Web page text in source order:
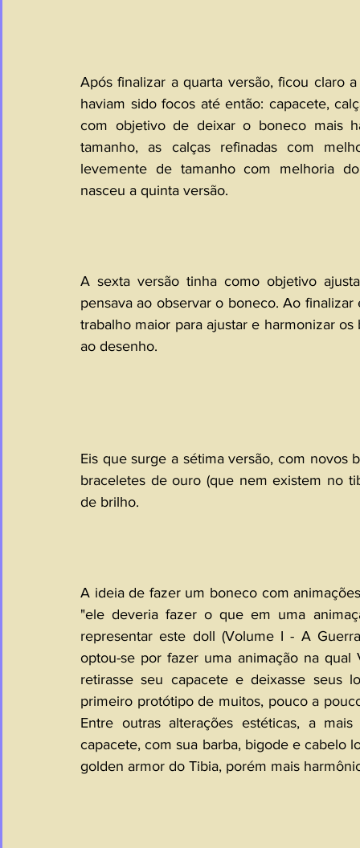
Após finalizar a quarta versão, ficou claro
haviam sido focos até então: capacete,
com objetivo de deixar o boneco mais
tamanho, as calças refinadas com
levemente de tamanho com melhoria
nasceu a quinta versão.
A sexta versão tinha como objetivo
pensava ao observar o boneco. Ao
trabalho maior para ajustar e harmonizar
ao desenho.
Eis que surge a sétima versão, com novos
braceletes de ouro (que nem existem no
de brilho.
A ideia de fazer um boneco com
"ele deveria fazer o que em uma
representar este doll (Volume I - A
optou-se por fazer uma animação na
retirasse seu capacete e deixasse seus
primeiro protótipo de muitos, pouco a
Entre outras alterações estéticas, a
capacete, com sua barba, bigode e cabelo
golden armor do Tibia, porém mais